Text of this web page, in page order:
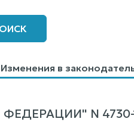
Изменения в
N 4730-